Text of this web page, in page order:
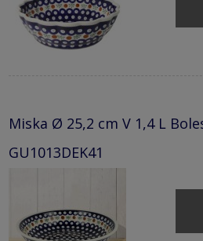
Miska Ø 25,2 cm V 1,4 L
GU1013DEK41